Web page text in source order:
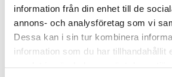
information från din enhet till de
annons- och analysföretag som vi
Dessa kan i sin tur kombinera
information som du har tillhandahållit